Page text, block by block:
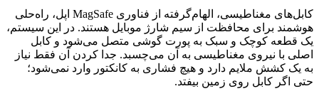
کابل‌های مغناطیسی، الهام‌گرفته از فناوری MagSafe اپل، راه‌حلی
هوشمند برای محافظت از سیم شارژ موبایل هستند. در این سیستم،
یک قطعه کوچک و سبک به پورت گوشی متصل می‌شود و کابل
اصلی با نیروی مغناطیسی به آن می‌چسبد. جدا کردن آن فقط نیاز
به یک کشش ملایم دارد و هیچ فشاری به کانکتور وارد نمی‌شود؛
حتی اگر کابل روی زمین بیفتد.